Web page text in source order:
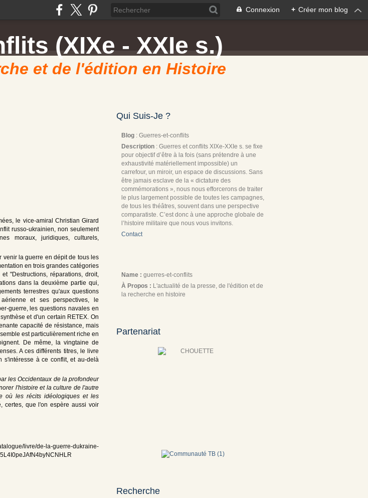
Connexion + Créer mon blog
(XIXe - XXIe s.)
et de l'édition en Histoire
le vice-amiral Christian Girard
russo-ukrainien, non seulement
moraux, juridiques, culturels,
venir la guerre en dépit de tous les
en trois grandes catégories
"Destructions, réparations, droit,
dans la deuxième partie qui,
terrestres qu'aux questions
et ses perspectives, le
guerre, les questions navales en
et d'un certain RETEX. On
capacité de résistance, mais
est particulièrement riche en
De même, la vingtaine de
A ces différents titres, le livre
s'intéresse à ce conflit, et au-delà
les Occidentaux de la profondeur
l'histoire et la culture de l'autre
où les récits idéologiques et les
certes, que l'on espère aussi voir
livre/de-la-guerre-dukraine-
Qui Suis-Je ?
Blog : Guerres-et-conflits
Description : Guerres et conflits XIXe-XXIe s. se fixe
pour objectif d’être à la fois (sans prétendre à une
exhaustivité matériellement impossible) un
carrefour, un miroir, un espace de discussions. Sans
être jamais esclave de la « dictature des
commémorations », nous nous efforcerons de traiter
le plus largement possible de toutes les campagnes,
de tous les théâtres, souvent dans une perspective
comparatiste. C’est donc à une approche globale de
l’histoire militaire que nous vous invitons.
Contact
Name : guerres-et-conflits
À Propos : L'actualité de la presse, de l'édition et de
la recherche en histoire
Partenariat
Recherche